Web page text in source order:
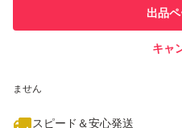
ません
スピード＆安心発送
出品
キャ